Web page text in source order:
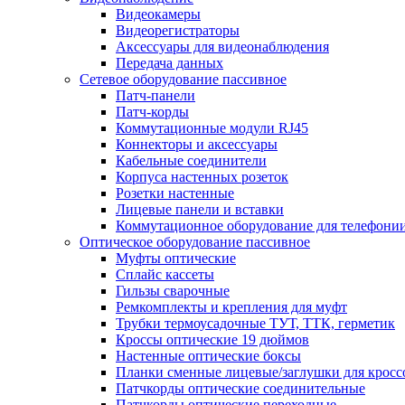
Видеокамеры
Видеорегистраторы
Аксессуары для видеонаблюдения
Передача данных
Сетевое оборудование пассивное
Патч-панели
Патч-корды
Коммутационные модули RJ45
Коннекторы и аксессуары
Кабельные соединители
Корпуса настенных розеток
Розетки настенные
Лицевые панели и вставки
Коммутационное оборудование для
Оптическое оборудование пассивное
Муфты оптические
Сплайс кассеты
Гильзы сварочные
Ремкомплекты и крепления для муфт
Трубки термоусадочные ТУТ, ТТК, герметик
Кроссы оптические 19 дюймов
Настенные оптические боксы
Планки сменные лицевые/заглушки для
Патчкорды оптические соединительные